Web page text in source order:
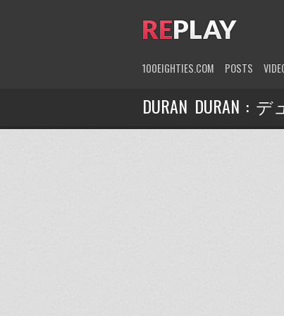
100EIGHTIES.COM POSTS
DURAN DURAN :